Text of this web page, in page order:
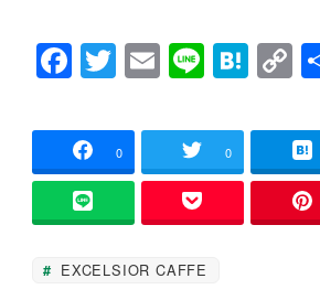
ウ
で
開
)
い
(
新
ィ
ン
ド
ウ
き
)
F
c
e
b
o
o
T
tt
er
E
ai
l
Li
e
H
e
n
C
p
y
Li
n
0 0
EXCELSIOR CAFFE